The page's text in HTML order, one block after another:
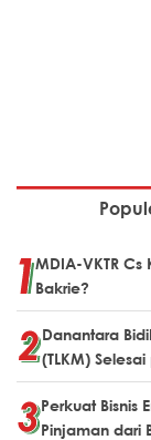
MDIA-VKTR
Bakrie?
Danantara
(TLKM)
Perkuat Bisnis
Pinjaman dari